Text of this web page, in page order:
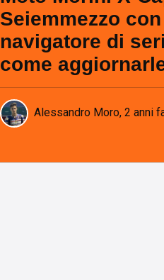
Seiemmezzo con
navigatore di
come
Alessandro Moro, 2 anni